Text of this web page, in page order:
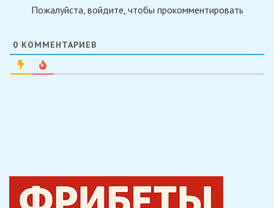
Пожалуйста, войдите, чтобы прокомментировать
0 КОММЕНТАРИЕВ